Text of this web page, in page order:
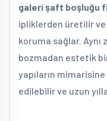
galeri şaft boşluğu
ipliklerden üretilir
koruma sağlar. Aynı
bozmadan estetik
yapıların
edilebilir ve uzun